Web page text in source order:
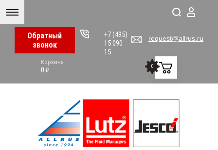
request@allrus.ru
+7 (495)
15 090
15
Обратный
звонок
0
Корзина
0 ₽